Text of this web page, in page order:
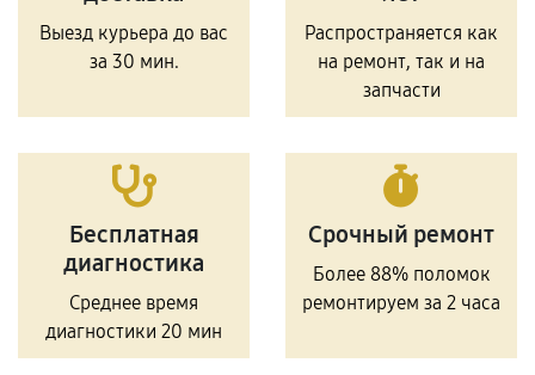
Выезд курьера до вас
за 30 мин.
Распространяется как
на ремонт, так и на
запчасти
Бесплатная
диагностика
Среднее время
диагностики 20 мин
Срочный ремонт
Более 88% поломок
ремонтируем за 2 часа